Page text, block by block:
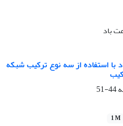
باد
استفاده از سه نوع ترکیب شبکه
44-51
1 M